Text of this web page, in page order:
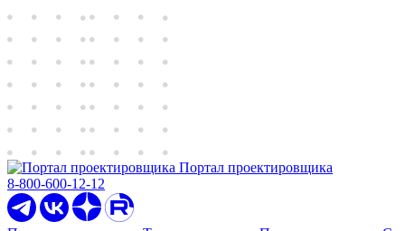
Портал проектировщика
8-800-600-12-12